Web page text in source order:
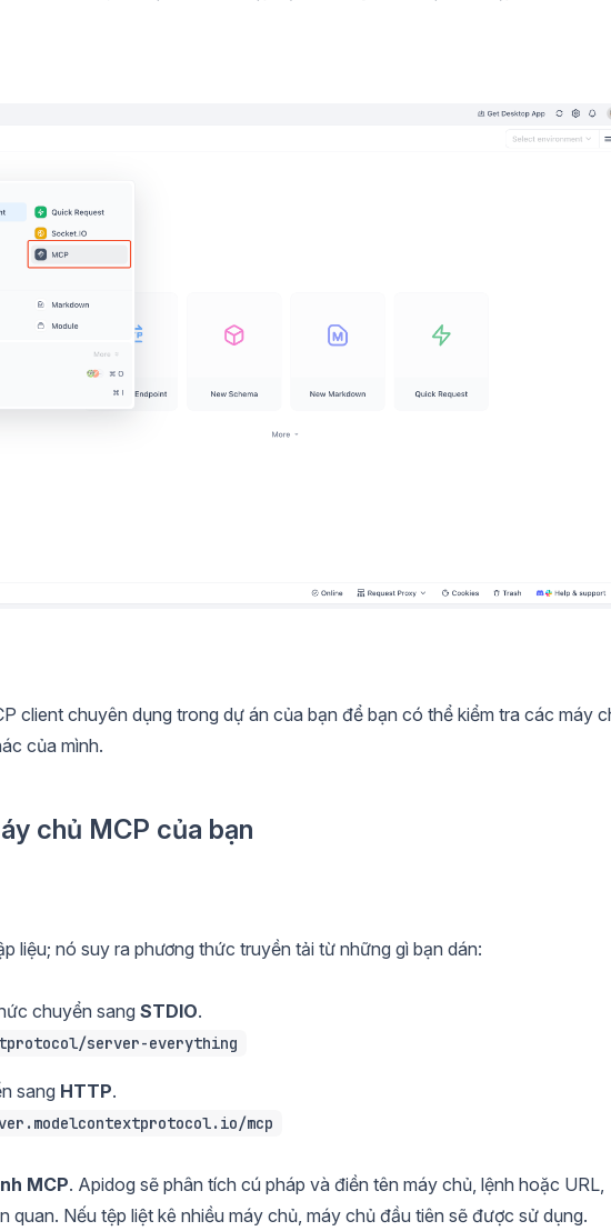
client chuyên dụng trong dự án của bạn để bạn có thể kiểm tra các máy
của mình.
chủ MCP của bạn
liệu; nó suy ra phương thức truyền tải từ những gì bạn dán:
chuyển sang STDIO.
server-everything
sang HTTP.
mcp
MCP. Apidog sẽ phân tích cú pháp và điền tên máy chủ, lệnh hoặc URL,
quan. Nếu tệp liệt kê nhiều máy chủ, máy chủ đầu tiên sẽ được sử dụng.